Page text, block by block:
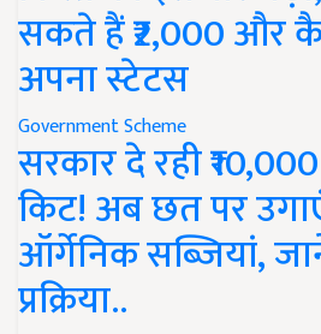
सकते हैं ₹2,000 और
अपना स्टेटस
Government Scheme
सरकार दे रही
किट! अब छत पर
ऑर्गेनिक सब्जियां,
प्रक्रिया..